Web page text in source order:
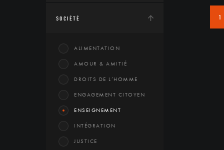
SOCIÉTÉ
ALIMENTATION
AMOUR & AMITIÉ
DROITS DE L’HOMME
ENGAGEMENT CITOYEN
ENSEIGNEMENT
INTÉGRATION
JUSTICE
1